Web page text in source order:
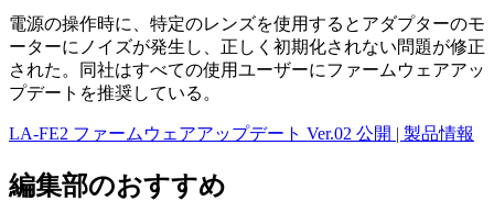
電源の操作時に、特定のレンズを使用するとアダプターのモ
ーターにノイズが発生し、正しく初期化されない問題が修正
された。同社はすべての使用ユーザーにファームウェアアッ
プデートを推奨している。
LA-FE2 ファームウェアアップデート Ver.02 公開 | 製品情報
編集部のおすすめ